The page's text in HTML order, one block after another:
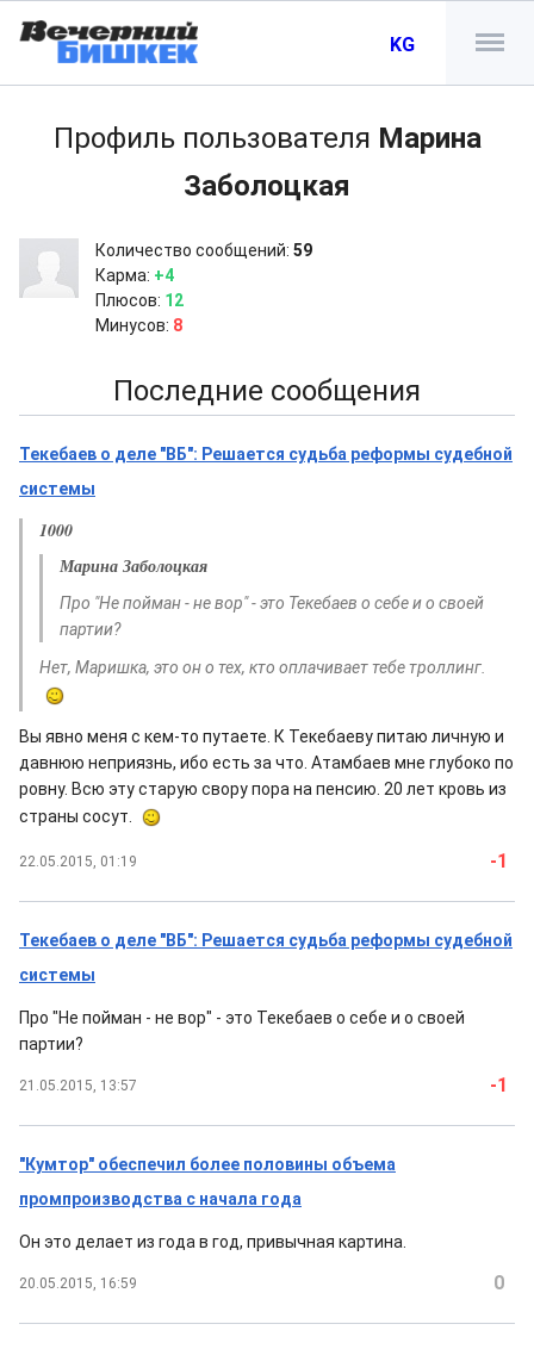
KG
Профиль пользователя Марина
Заболоцкая
Количество сообщений: 59
Карма: +4
Плюсов: 12
Минусов: 8
Последние сообщения
Текебаев о деле "ВБ": Решается судьба реформы судебной
системы
1000
Марина Заболоцкая
Про "Не пойман - не вор" - это Текебаев о себе и о своей
партии?
Нет, Маришка, это он о тех, кто оплачивает тебе троллинг.
Вы явно меня с кем-то путаете. К Текебаеву питаю личную и
давнюю неприязнь, ибо есть за что. Атамбаев мне глубоко по
ровну. Всю эту старую свору пора на пенсию. 20 лет кровь из
страны сосут.
22.05.2015, 01:19 -1
Текебаев о деле "ВБ": Решается судьба реформы судебной
системы
Про "Не пойман - не вор" - это Текебаев о себе и о своей
партии?
21.05.2015, 13:57 -1
"Кумтор" обеспечил более половины объема
промпроизводства с начала года
Он это делает из года в год, привычная картина.
20.05.2015, 16:59 0